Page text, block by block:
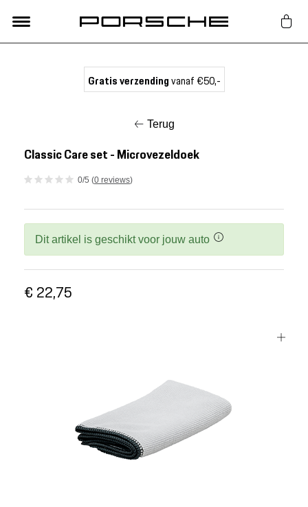
Nieuw
Acties
Porsche finder
Porsche informatie
Gratis verzendingvanaf €50,-
Terug
Classic Care set - Microvezeldoek
0/5 (0 reviews)
Dit artikel is geschikt voor jouw auto
€ 22,75